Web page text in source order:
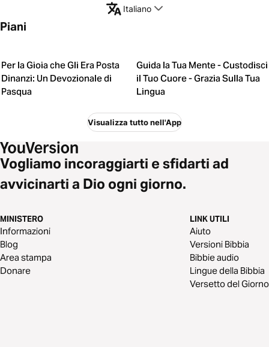
Italiano
Piani
Per la Gioia che Gli Era Posta
Dinanzi: Un Devozionale di
Pasqua
Guida la Tua Mente - Custodisci
il Tuo Cuore - Grazia Sulla Tua
Lingua
Visualizza tutto nell'App
Vogliamo incoraggiarti e sfidarti ad
avvicinarti a Dio ogni giorno.
MINISTERO
Informazioni
Blog
Area stampa
Donare
LINK UTILI
Aiuto
Versioni Bibbia
Bibbie audio
Lingue della Bibbia
Versetto del Giorno